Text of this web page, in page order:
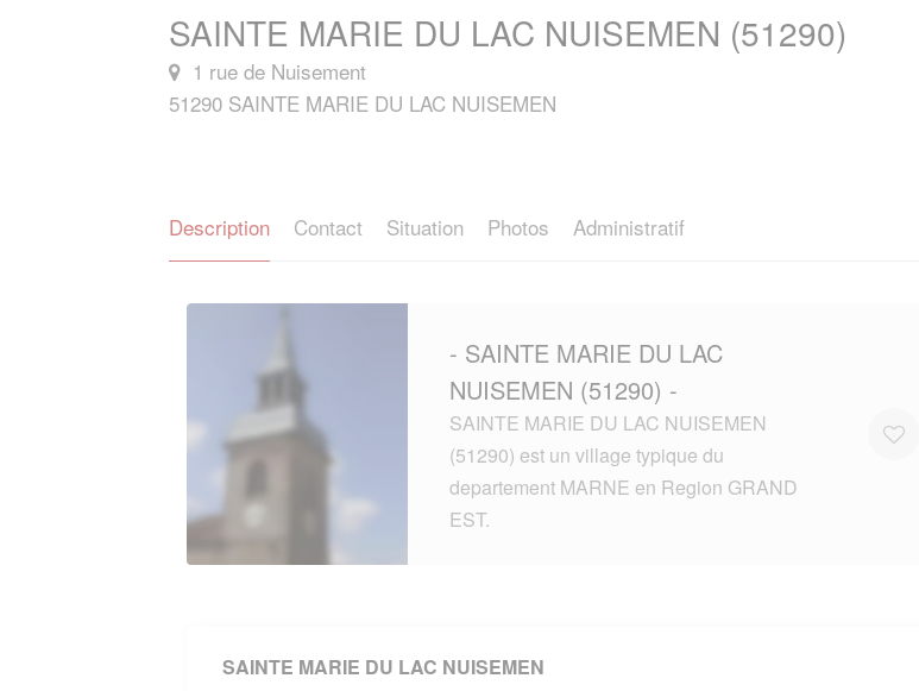
SAINTE MARIE DU LAC NUISEMEN (51290)
1 rue de Nuisement
51290 SAINTE MARIE DU LAC NUISEMEN
Description Contact Situation Photos Administratif
- SAINTE MARIE DU LAC
NUISEMEN (51290) -
SAINTE MARIE DU LAC NUISEMEN
(51290) est un village typique du
departement MARNE en Region GRAND
EST.
SAINTE MARIE DU LAC NUISEMEN